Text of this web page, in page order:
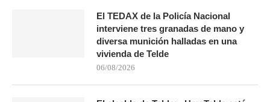
El TEDAX de la Policía Nacional
interviene tres granadas de mano y
diversa munición halladas en una
vivienda de Telde
06/08/2026